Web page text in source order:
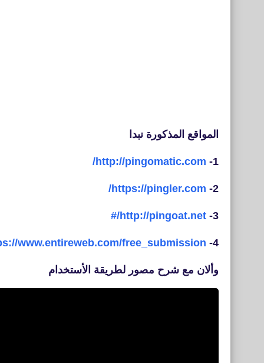
المواقع المذكورة نبدا
1-
http://pingomatic.com/
2-
3-
4-
www.entireweb.com/free_submission/
وألان مع شرح مصور لطريقة الأستخدام